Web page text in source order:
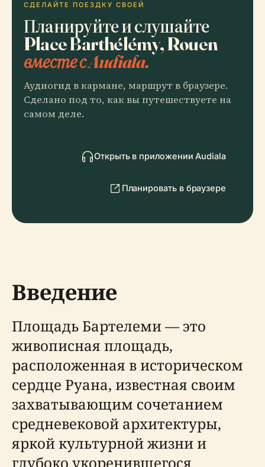
СДЕЛАЙТЕ ПОЕЗДКУ СВОЕЙ
Планируйте и слушайте
Place Barthélémy, Rouen
вместе с Audiala.
Аудиогид в кармане, маршрут в браузере.
Сделано под то, как вы путешествуете на
самом деле.
Открыть в приложении Audiala
Планировать в браузере
Введение
Площадь Бартелеми — это
живописная площадь,
расположенная в историческом
сердце Руана, известная своим
захватывающим сочетанием
средневековой архитектуры,
яркой культурной жизни и
глубоко укоренившегося